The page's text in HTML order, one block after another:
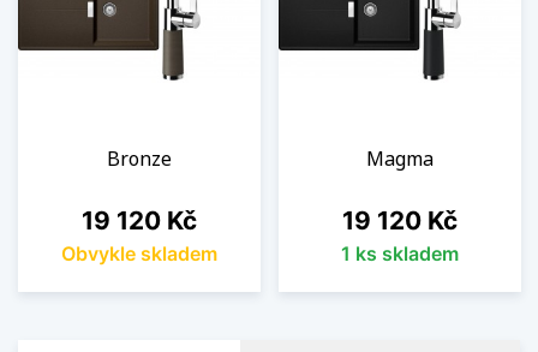
Bronze
Cena
19 120 Kč
Obvykle skladem
Magma
Cena
19 120 Kč
1 ks skladem